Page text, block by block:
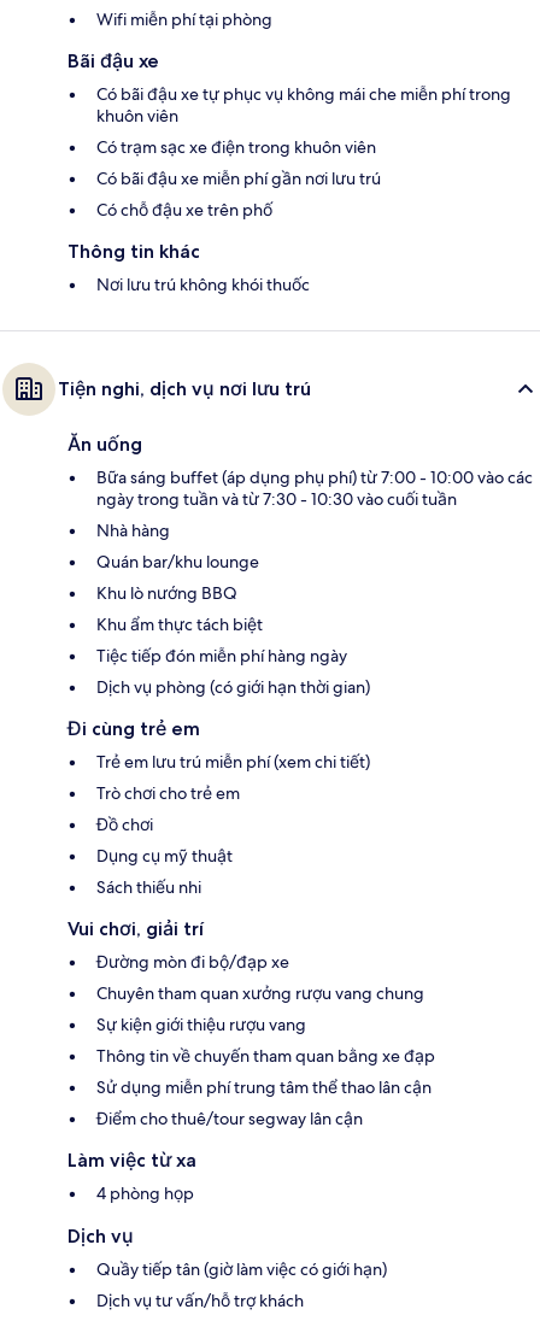
Wifi miễn phí tại phòng
Bãi đậu xe
Có bãi đậu xe tự phục vụ không mái che miễn phí trong
khuôn viên
Có trạm sạc xe điện trong khuôn viên
Có bãi đậu xe miễn phí gần nơi lưu trú
Có chỗ đậu xe trên phố
Thông tin khác
Nơi lưu trú không khói thuốc
Tiện nghi, dịch vụ nơi lưu trú
Ăn uống
Bữa sáng buffet (áp dụng phụ phí) từ 7:00 - 10:00 vào các
ngày trong tuần và từ 7:30 - 10:30 vào cuối tuần
Nhà hàng
Quán bar/khu lounge
Khu lò nướng BBQ
Khu ẩm thực tách biệt
Tiệc tiếp đón miễn phí hàng ngày
Dịch vụ phòng (có giới hạn thời gian)
Đi cùng trẻ em
Trẻ em lưu trú miễn phí (xem chi tiết)
Trò chơi cho trẻ em
Đồ chơi
Dụng cụ mỹ thuật
Sách thiếu nhi
Vui chơi, giải trí
Đường mòn đi bộ/đạp xe
Chuyên tham quan xưởng rượu vang chung
Sự kiện giới thiệu rượu vang
Thông tin về chuyến tham quan bằng xe đạp
Sử dụng miễn phí trung tâm thể thao lân cận
Điểm cho thuê/tour segway lân cận
Làm việc từ xa
4 phòng họp
Dịch vụ
Quầy tiếp tân (giờ làm việc có giới hạn)
Dịch vụ tư vấn/hỗ trợ khách